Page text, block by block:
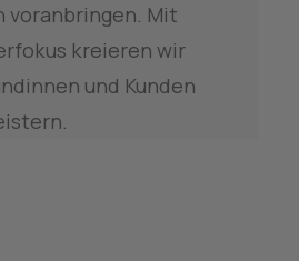
voranbringen. Mit
kreieren wir
und Kunden